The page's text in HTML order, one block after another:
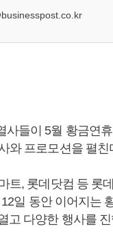
사들이 5월 황금연
와 프로모션을 펼친
트, 롯데닷컴 등 롯
일 동안 이어지는
고 다양한 행사를